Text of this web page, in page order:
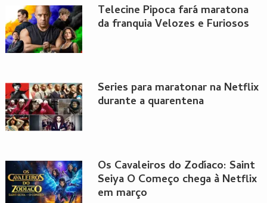
Telecine Pipoca fará maratona
da franquia Velozes e Furiosos
Series para maratonar na Netflix
durante a quarentena
Os Cavaleiros do Zodíaco: Saint
Seiya O Começo chega à Netflix
em março